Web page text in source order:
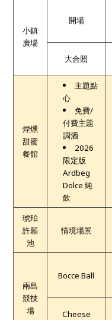
小鎮
廣場
開場
大合照
煙燻
甜蜜
餐館
主題點
心
免費/
付費主題
調酒
2026
限定版
Ardbeg
Dolce 純
飲
琥珀
許願
池
情境場景
兩島
競技
場
Bocce Ball
Cheese